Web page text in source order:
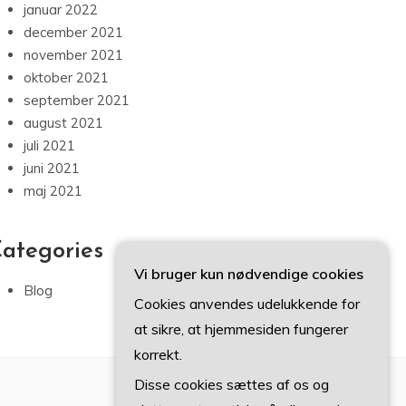
januar 2022
december 2021
november 2021
oktober 2021
september 2021
august 2021
juli 2021
juni 2021
maj 2021
Blog
Vi bruger kun nødvendige cookies
Cookies anvendes udelukkende for
at sikre, at hjemmesiden fungerer
korrekt.
Disse cookies sættes af os og